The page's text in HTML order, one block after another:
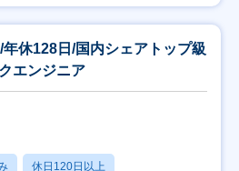
年休128日/国内シェアトップ級
エンジニア
休日120日以上